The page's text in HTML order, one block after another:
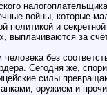
войны, которые
политикой и
выплачиваются за
без
Сегодня же,
силы
оружием и